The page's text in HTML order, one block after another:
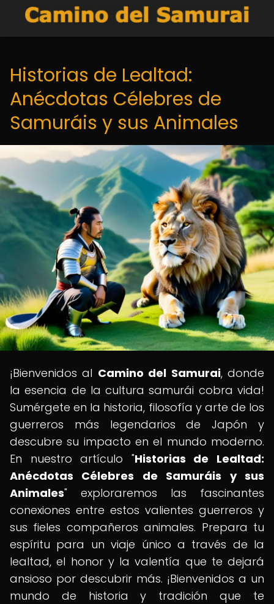
Historias de Lealtad:
Anécdotas Célebres de
Samuráis y sus Animales
¡Bienvenidos al Camino del Samurai, donde
la esencia de la cultura samurái cobra vida!
Sumérgete en la historia, filosofía y arte de los
guerreros más legendarios de Japón y
descubre su impacto en el mundo moderno.
En nuestro artículo "Historias de Lealtad:
Anécdotas Célebres de Samuráis y sus
Animales" exploraremos las fascinantes
conexiones entre estos valientes guerreros y
sus fieles compañeros animales. Prepara tu
espíritu para un viaje único a través de la
lealtad, el honor y la valentía que te dejará
ansioso por descubrir más. ¡Bienvenidos a un
mundo de historia y tradición que te